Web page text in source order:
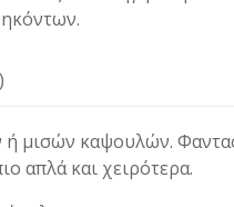
ή μισών καψουλών.
απλά και χειρότερα.